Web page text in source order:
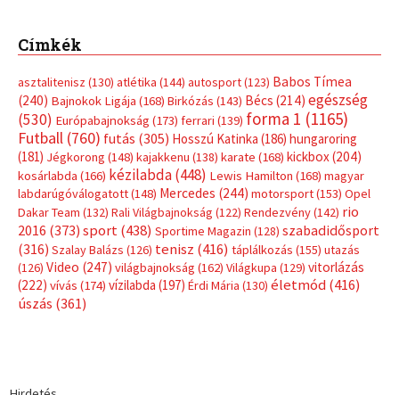
Címkék
asztalitenisz (130) atlétika (144) autosport(123) Babos Tímea
(240) Bajnokok Ligája (168) Birkózás (143) Bécs (214) egészség
(530) Európabajnokság (173) ferrari (139) forma 1 (1165)
Futball (760) futás (305) Hosszú Katinka (186) hungaroring
(181) Jégkorong (148) kajakkenu (138) karate (168) kickbox(204)
kosárlabda (166) kézilabda(448) Lewis Hamilton (168) magyar
labdarúgóválogatott(148) Mercedes (244) motorsport(153) Opel
Dakar Team (132) Rali Világbajnokság (122) Rendezvény(142) rio
2016 (373) sport(438) Sportime Magazin (128) szabadidősport
(316) Szalay Balázs (126) tenisz (416) táplálkozás (155) utazás
(126) Video (247) világbajnokság (162) Világkupa (129) vitorlázás
(222) vívás (174) vízilabda (197) Érdi Mária (130) életmód(416)
úszás (361)